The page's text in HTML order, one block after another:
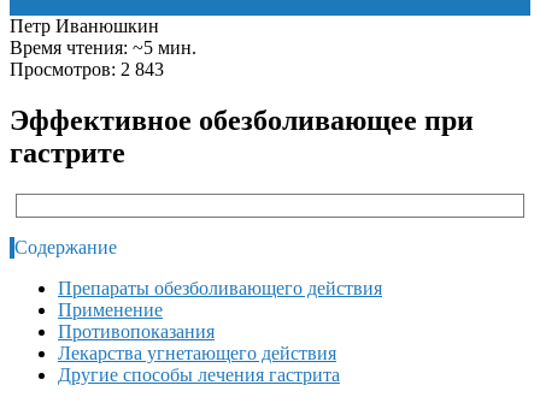
Петр Иванюшкин
Время чтения: ~5 мин.
Просмотров: 2 843
Эффективное обезболивающее при
гастрите
Содержание
Препараты обезболивающего действия
Применение
Противопоказания
Лекарства угнетающего действия
Другие способы лечения гастрита